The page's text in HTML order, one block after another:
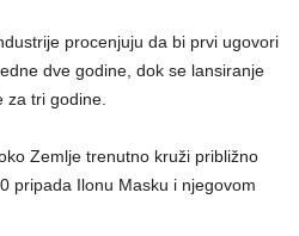
procenjuju da bi prvi ugovori
dve godine, dok se lansiranje
za tri godine.
Zemlje trenutno kruži približno
pripada Ilonu Masku i njegovom